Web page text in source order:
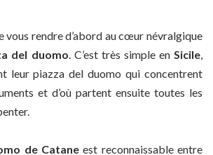
vous rendre d’abord au cœur névralgique
del duomo. C’est très simple enSicile,
leur piazza del duomo qui concentrent
et d’où partent ensuite toutes les
de Cataneest reconnaissable entre